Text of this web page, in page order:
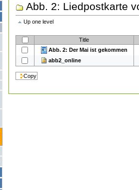
Abb. 2: Liedpostkarte
Up one level
Title
Abb. 2: Der Mai ist gekommen
abb2_online